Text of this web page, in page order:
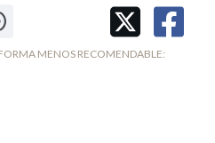
IDENTIDADE CORPORATIVA
MARCIAL DEL ADALID
CASA-MUSEO EMILIA PARDO
FIGURAS HOMENAXEADAS
HISTORIAMENOS RECOMENDABLE: